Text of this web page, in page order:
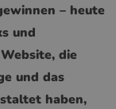
– heute
und
die
und das
haben,